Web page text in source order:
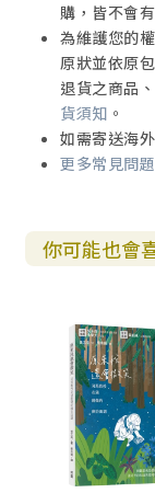
購，皆不會
為維護您的
原狀並依原
退貨之商品
貨須知 。
如需寄送海
更多常見問
你可能也會